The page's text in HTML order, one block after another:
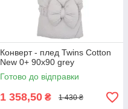
Конверт - плед Twins Cotton
New 0+ 90х90 grey
Готово до відправки
1 358,50 ₴ 1 430 ₴